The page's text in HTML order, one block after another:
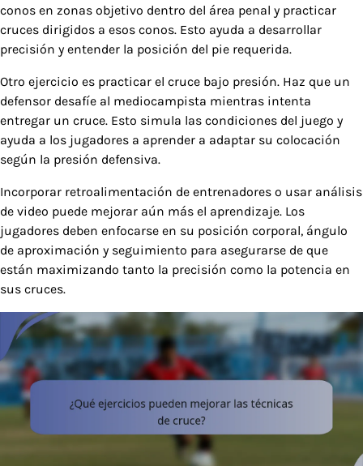
conos en zonas objetivo dentro del área penal y practicar
cruces dirigidos a esos conos. Esto ayuda a desarrollar
precisión y entender la posición del pie requerida.
Otro ejercicio es practicar el cruce bajo presión. Haz que un
defensor desafíe al mediocampista mientras intenta
entregar un cruce. Esto simula las condiciones del juego y
ayuda a los jugadores a aprender a adaptar su colocación
según la presión defensiva.
Incorporar retroalimentación de entrenadores o usar análisis
de video puede mejorar aún más el aprendizaje. Los
jugadores deben enfocarse en su posición corporal, ángulo
de aproximación y seguimiento para asegurarse de que
están maximizando tanto la precisión como la potencia en
sus cruces.